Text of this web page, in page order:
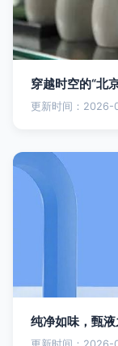
穿越时空的“北
更新时间：
纯净如味，甄